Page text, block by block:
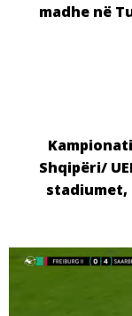
madhe në
Shqipëri/